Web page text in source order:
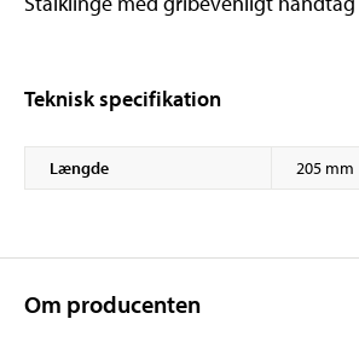
Teknisk specifikation
Længde 205 mm
Om producenten